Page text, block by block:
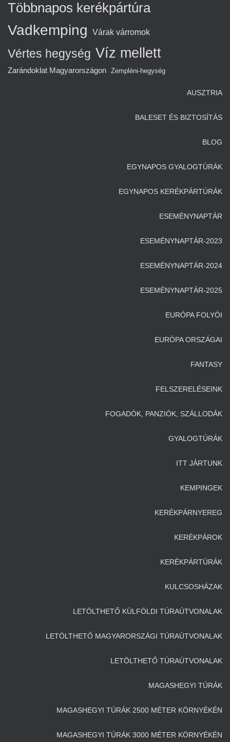
Többnapos kerékpártúra
Vadkemping Várak várromok
Vértes hegység Víz mellett
Zarándoklat Magyarországon Zempléni-hegység
AUSZTRIA
BALESET ÉS BIZTOSÍTÁS
BLOG
EGYNAPOS GYALOGTÚRÁK
EGYNAPOS KERÉKPÁRTÚRÁK
ESEMÉNYNAPTÁR
ESEMÉNYNAPTÁR-2023
ESEMÉNYNAPTÁR-2024
ESEMÉNYNAPTÁR-2025
EURÓPA FOLYÓI
EURÓPA ORSZÁGAI
FANTASY
FELSZERELÉSEINK
FOGADÓK, PANZIÓK, SZÁLLODÁK
GYALOGTÚRÁK
ITT JÁRTUNK
KEMPINGEK
KERÉKPÁRNYEREG
KERÉKPÁROK
KERÉKPÁRTÚRÁK
KULCSOSHÁZAK
LETÖLTHETŐ KÜLFÖLDI TÚRAÚTVONALAK
LETÖLTHETŐ MAGYARORSZÁGI TÚRAÚTVONALAK
LETÖLTHETŐ TÚRAÚTVONALAK
MAGASHEGYI TÚRÁK
MAGASHEGYI TÚRÁK 2500 MÉTER KÖRNYÉKÉN
MAGASHEGYI TÚRÁK 3000 MÉTER KÖRNYÉKÉN